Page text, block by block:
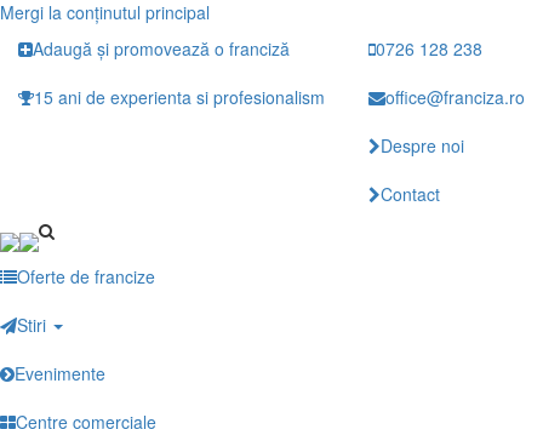
Mergi la conţinutul principal
Adaugă și promovează o franciză
15 ani de experienta si profesionalism
0726 128 238
office@franciza.ro
Despre noi
Contact
Oferte de francize
Stiri
Evenimente
Centre comerciale